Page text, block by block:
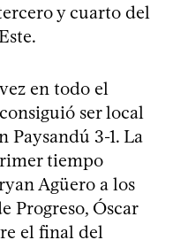
y cuarto del
en todo el
ser local
Paysandú 3-1. La
tiempo
Agüero a los
Progreso, Óscar
el final del